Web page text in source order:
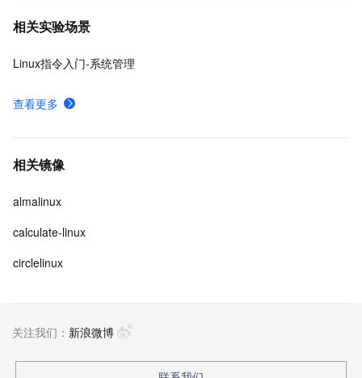
相关实验场景
Linux指令入门-系统管理
查看更多
相关镜像
almalinux
calculate-linux
circlelinux
关注我们： 新浪微博